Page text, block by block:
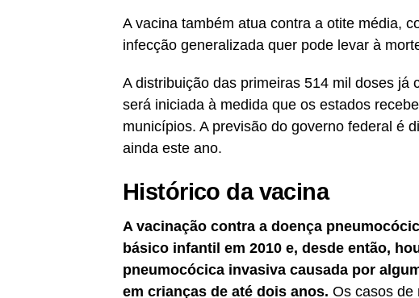
A vacina também atua contra a otite média,
infecção generalizada quer pode levar à
A distribuição das primeiras 514 mil doses já
será iniciada à medida que os estados
municípios. A previsão do governo federal é
ainda este ano.
Histórico da vacina
A vacinação contra a doença
básico infantil em 2010 e, desde então,
pneumocócica invasiva causada por
em crianças de até dois anos. Os casos de